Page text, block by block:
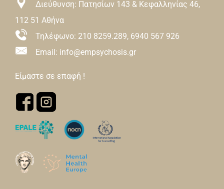
Διεύθυνση: Πατησίων 143 & Κεφαλληνίας 46,
112 51 Αθήνα
Τηλέφωνο: 210 8259.289, 6940 567 926
Email: info@empsychosis.gr
Είμαστε σε επαφή !